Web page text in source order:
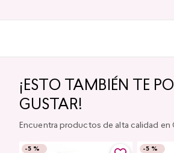
¡ESTO TAMBIÉN TE
GUSTAR!
Encuentra productos de alta calidad en
-5 %
-5 %